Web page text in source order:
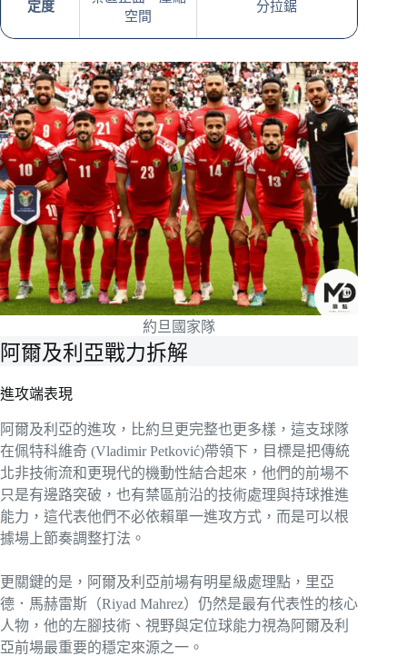
定度
空間
分拉鋸
約旦國家隊
阿爾及利亞戰力拆解
進攻端表現
阿爾及利亞的進攻，比約旦更完整也更多樣，這支球隊
在佩特科維奇 (Vladimir Petković)帶領下，目標是把傳統
北非技術流和更現代的機動性結合起來，他們的前場不
只是有邊路突破，也有禁區前沿的技術處理與持球推進
能力，這代表他們不必依賴單一進攻方式，而是可以根
據場上節奏調整打法。
更關鍵的是，阿爾及利亞前場有明星級處理點，里亞
德．馬赫雷斯（Riyad Mahrez）仍然是最有代表性的核心
人物，他的左腳技術、視野與定位球能力視為阿爾及利
亞前場最重要的穩定來源之一。